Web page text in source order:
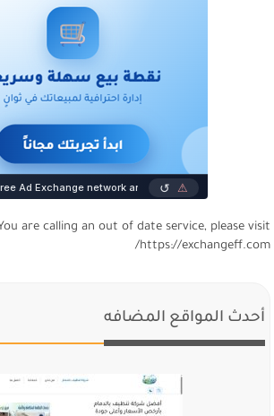
You are calling an out of date service, please visit
https://exchangeff.com/
أحدث المواقع المضافه